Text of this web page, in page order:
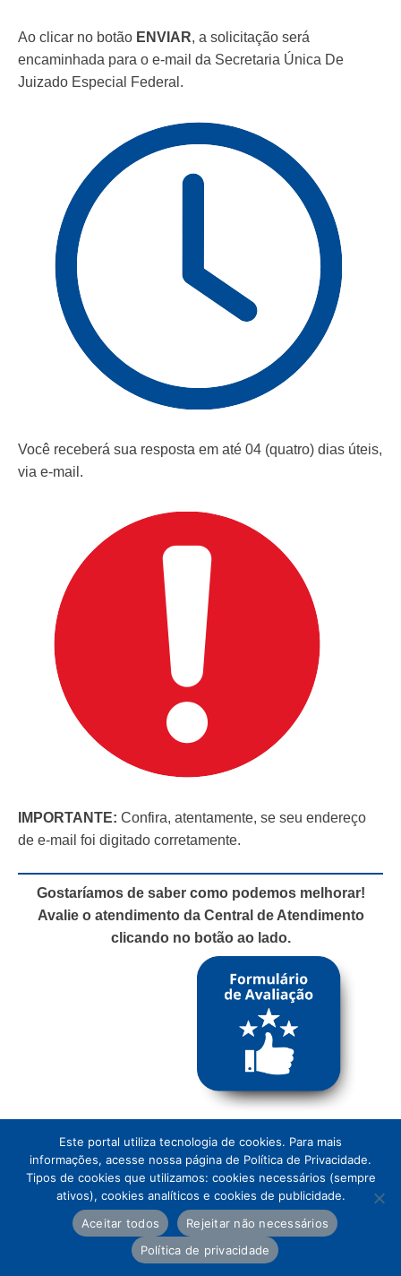
Ao clicar no botão ENVIAR, a solicitação será
encaminhada para o e-mail da Secretaria Única De
Juizado Especial Federal.
Você receberá sua resposta em até 04 (quatro) dias úteis,
via e-mail.
IMPORTANTE: Confira, atentamente, se seu endereço
de e-mail foi digitado corretamente.
Gostaríamos de saber como podemos melhorar!
Avalie o atendimento da Central de Atendimento
clicando no botão ao lado.
Este portal utiliza tecnologia de cookies. Para mais
informações, acesse nossa página de Política de Privacidade.
Tipos de cookies que utilizamos: cookies necessários (sempre
ativos), cookies analíticos e cookies de publicidade.
Aceitar todos
Rejeitar não necessários
Política de privacidade